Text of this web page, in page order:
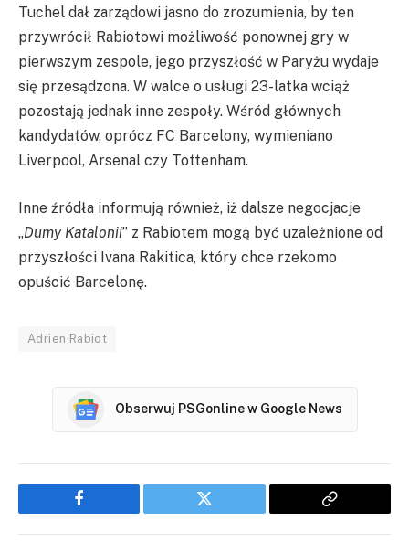
Tuchel dał zarządowi jasno do zrozumienia, by ten
przywrócił Rabiotowi możliwość ponownej gry w
pierwszym zespole, jego przyszłość w Paryżu wydaje
się przesądzona. W walce o usługi 23-latka wciąż
pozostają jednak inne zespoły. Wśród głównych
kandydatów, oprócz FC Barcelony, wymieniano
Liverpool, Arsenal czy Tottenham.
Inne źródła informują również, iż dalsze negocjacje
„Dumy Katalonii” z Rabiotem mogą być uzależnione od
przyszłości Ivana Rakitica, który chce rzekomo
opuścić Barcelonę.
Adrien Rabiot
Obserwuj PSGonline w Google News
Facebook Twitter
Copy